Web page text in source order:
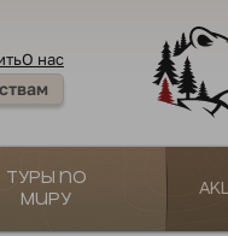
О нас
Туры по
миру